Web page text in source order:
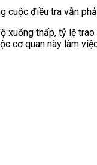
cuộc điều tra vẫn
xuống thấp, tỷ lệ
quan này làm